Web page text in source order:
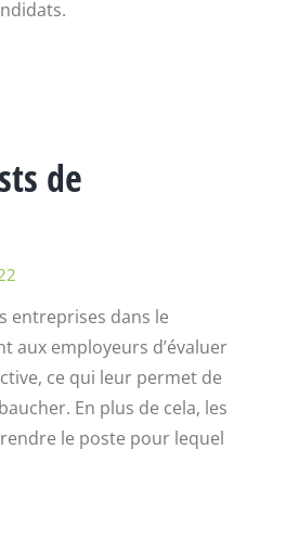
de
entreprises dans le
aux employeurs d’évaluer
ce qui leur permet de
En plus de cela, les
le poste pour lequel